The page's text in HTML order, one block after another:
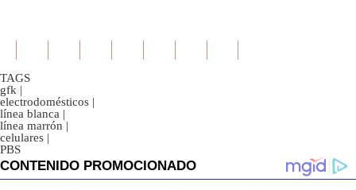
TAGS
gfk |
electrodomésticos |
línea blanca |
línea marrón |
celulares |
PBS